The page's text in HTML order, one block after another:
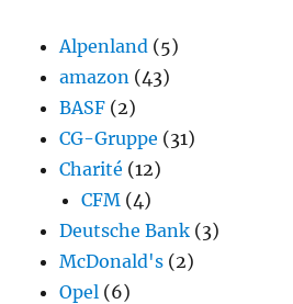
Alpenland (5)
amazon (43)
BASF (2)
CG-Gruppe (31)
Charité (12)
CFM (4)
Deutsche Bank (3)
McDonald's (2)
Opel (6)